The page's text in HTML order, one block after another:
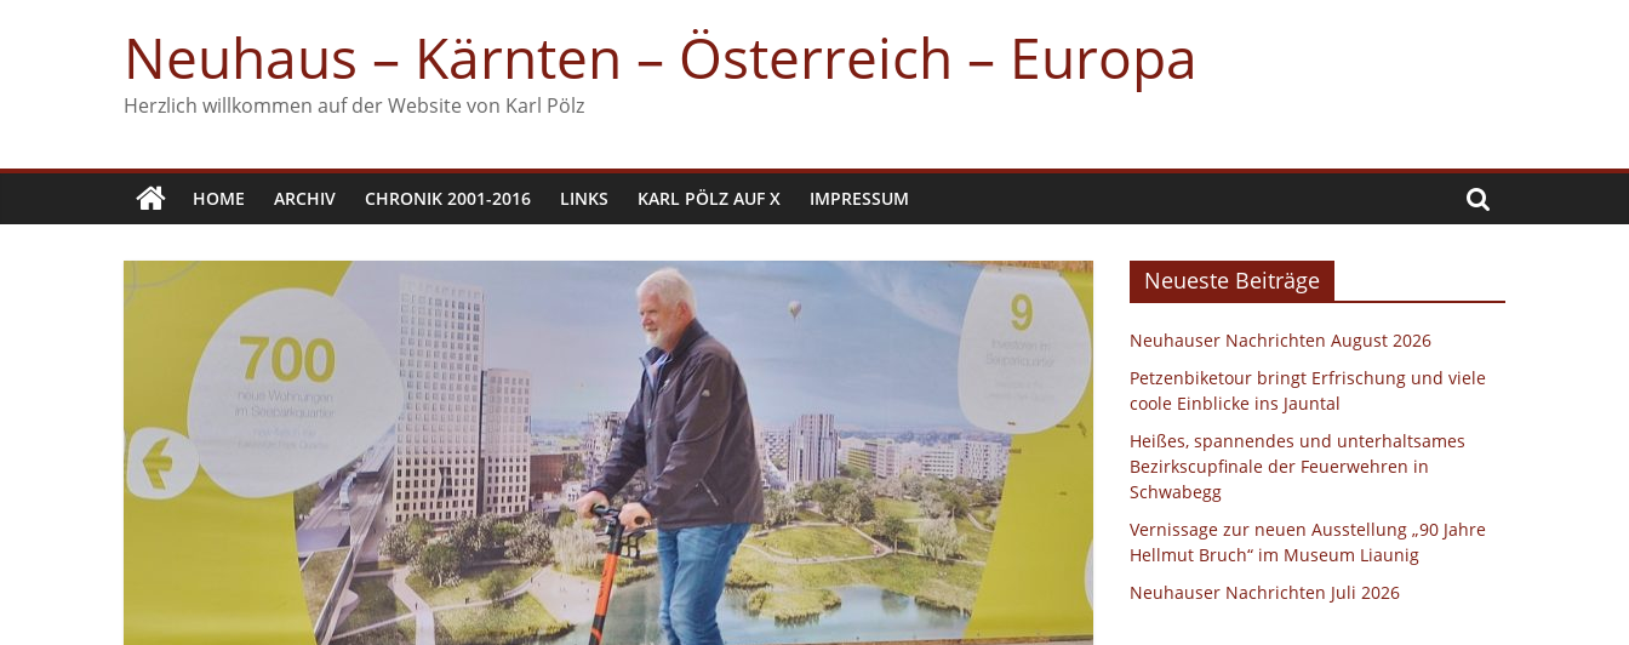
Neuhaus – Kärnten – Österreich – Europa
Herzlich willkommen auf der Website von Karl Pölz
HOME ARCHIV CHRONIK 2001-2016 LINKS KARL PÖLZ AUF X IMPRESSUM
Neueste Beiträge
Neuhauser Nachrichten August 2026
Petzenbiketour bringt Erfrischung und viele
coole Einblicke ins Jauntal
Heißes, spannendes und unterhaltsames
Bezirkscupfinale der Feuerwehren in
Schwabegg
Vernissage zur neuen Ausstellung „90 Jahre
Hellmut Bruch“ im Museum Liaunig
Neuhauser Nachrichten Juli 2026